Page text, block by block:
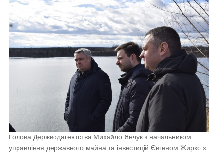
Голова Держводагентства Михайло Янчук з начальником
управління державного майна та інвестицій Євгеном Жирко з